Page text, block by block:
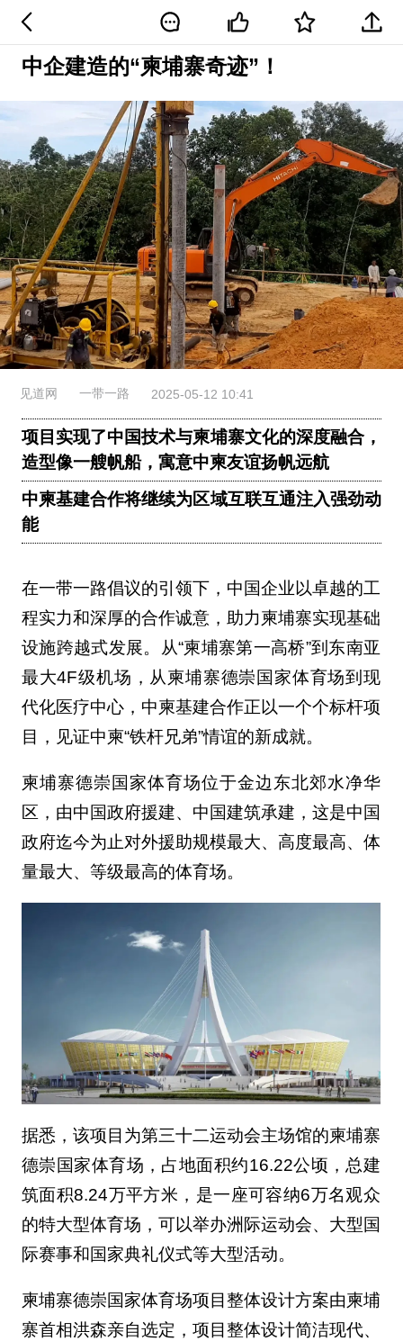
中企建造的“柬埔寨奇迹”！
见道网 一带一路 2025-05-12 10:41
项目实现了中国技术与柬埔寨文化的深度融合，
造型像一艘帆船，寓意中柬友谊扬帆远航
中柬基建合作将继续为区域互联互通注入强劲动
能
在一带一路倡议的引领下，中国企业以卓越的工
程实力和深厚的合作诚意，助力柬埔寨实现基础
设施跨越式发展。从“柬埔寨第一高桥”到东南亚
最大4F级机场，从柬埔寨德崇国家体育场到现
代化医疗中心，中柬基建合作正以一个个标杆项
目，见证中柬“铁杆兄弟”情谊的新成就。
柬埔寨德崇国家体育场位于金边东北郊水净华
区，由中国政府援建、中国建筑承建，这是中国
政府迄今为止对外援助规模最大、高度最高、体
量最大、等级最高的体育场。
据悉，该项目为第三十二运动会主场馆的柬埔寨
德崇国家体育场，占地面积约16.22公顷，总建
筑面积8.24万平方米，是一座可容纳6万名观众
的特大型体育场，可以举办洲际运动会、大型国
际赛事和国家典礼仪式等大型活动。
柬埔寨德崇国家体育场项目整体设计方案由柬埔
寨首相洪森亲自选定，项目整体设计简洁现代、